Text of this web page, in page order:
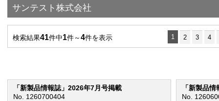
サンテスト株式会社
検索結果41件中1件～4件を表示 1 2 3 4
「新製品情報誌」2026年7月号掲載
No. 1260700404
「新製品
No.